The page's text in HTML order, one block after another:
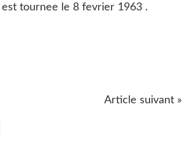
est tournee le 8 fevrier 1963 .
Article suivant »